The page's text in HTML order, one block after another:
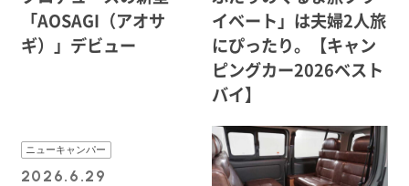
「AOSAGI（アオサ
ギ）」デビュー
イベート」は夫婦2人旅
にぴったり。【キャン
ピングカー2026ベスト
バイ】
ニューキャンパー
2026.6.29